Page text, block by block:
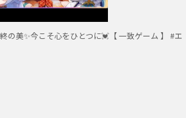
の美✨今こそ心をひとつに💓【 一致ゲーム 】 #エ